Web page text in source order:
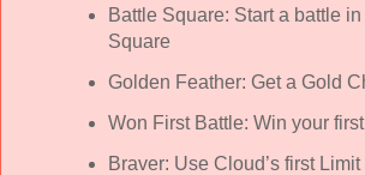
Battle Square: Start a battle
Square
Golden Feather: Get a Gold
Won First Battle: Win your
Braver: Use Cloud’s first